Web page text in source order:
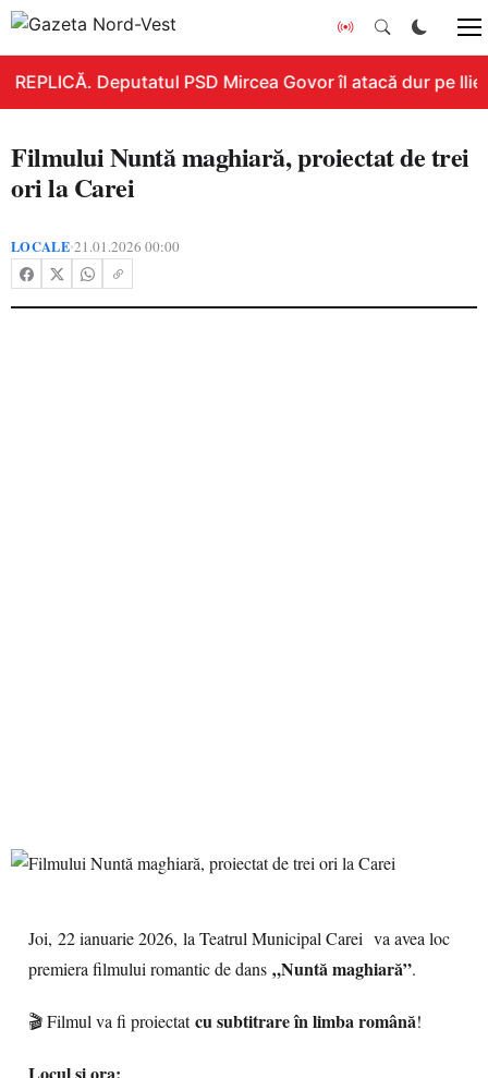
REPLICĂ. Deputatul PSD Mircea Govor îl atacă dur pe
Filmului Nuntă maghiară, proiectat de trei
ori la Carei
LOCALE•21.01.2026 00:00
Joi, 22 ianuarie 2026, la Teatrul Municipal Carei va avea loc
premiera filmului romantic de dans „Nuntă maghiară”.
🎬 Filmul va fi proiectatcu subtitrare în limba română!